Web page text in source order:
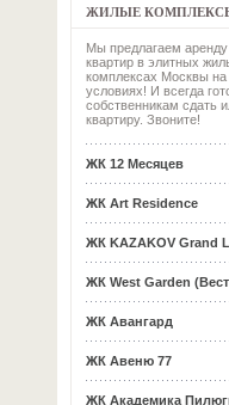
ЖИЛЫЕ
Мы предлагаем
квартир в элитных
комплексах Москвы на
условиях! И всегда
собственникам сдать
квартиру. Звоните!
ЖК 12 Месяцев
ЖК Art Residence
ЖК KAZAKOV Grand
ЖК West Garden
ЖК Авангард
ЖК Авеню 77
ЖК Академика